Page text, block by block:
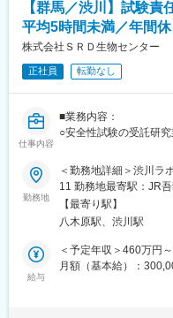
・残業20h以内
・スケジュールに合わ
・転居を伴う転勤はあ
■やりがい：
献することができます。
・「この薬すごく効き
れてありがとう。」な
りがいです。
変更の範囲：会社の定
【群馬／渋川】試験責
平均5時間未満／年間休
株式会社ＳＲＤ生物センター
正社員 転勤なし
仕事内容
■業務内容：
○安全性試験の受託研究
＊動物・細胞を用い
＊その他安全性受託
■当社の魅力：
当社は一流化学メーカ
の一翼を担っています
人・環境に関わる様々
勤務地
＜勤務地詳細＞渋川ラ
11 勤務地最寄駅：JR
内全面禁煙変更の範囲
【最寄り駅】
八木原駅、渋川駅
給与
＜予定年収＞460万円
月額（基本給）：